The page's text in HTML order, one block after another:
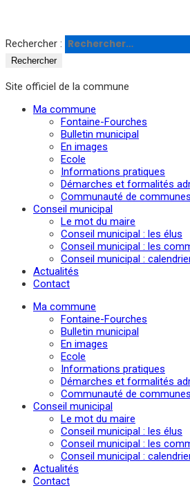
Rechercher :
Site officiel de la commune
Ma commune
Fontaine-Fourches
Bulletin municipal
En images
Ecole
Informations pratiques
Démarches et formalités
Communauté de communes
Conseil municipal
Le mot du maire
Conseil municipal : les élus
Conseil municipal : les
Conseil municipal :
Actualités
Contact
Ma commune
Fontaine-Fourches
Bulletin municipal
En images
Ecole
Informations pratiques
Démarches et formalités
Communauté de communes
Conseil municipal
Le mot du maire
Conseil municipal : les élus
Conseil municipal : les
Conseil municipal :
Actualités
Contact